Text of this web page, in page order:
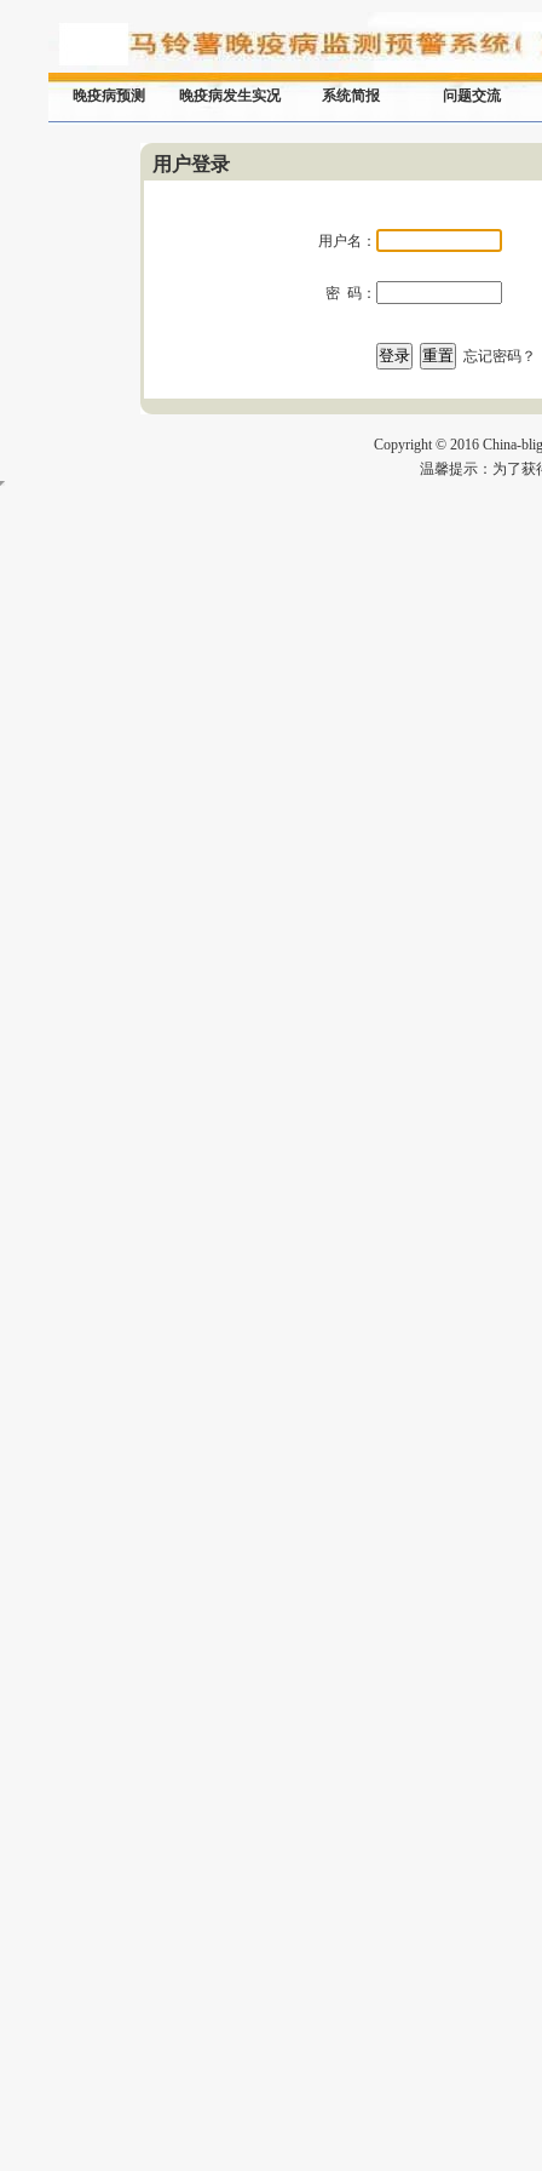
晚疫病预测 晚疫病发生实况 系统简报 问题交流
用户登录
用户名：
密 码：
忘记密码？
Copyright ©2016 China-
温馨提示：为了获